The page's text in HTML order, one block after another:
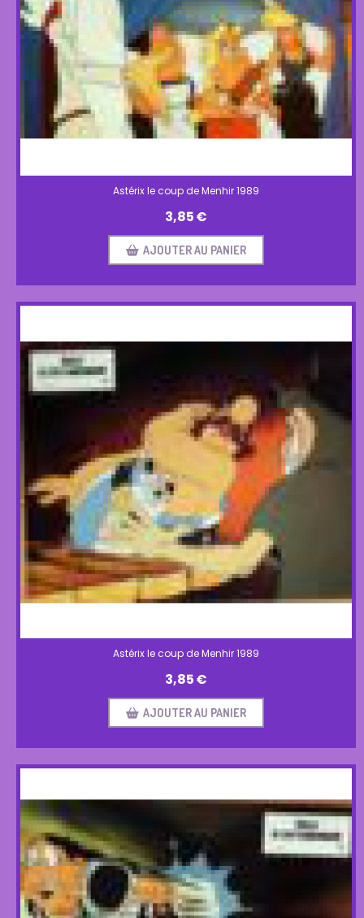
Astérix le coup de Menhir 1989
3,85€
AJOUTER AU PANIER
Astérix le coup de Menhir 1989
3,85€
AJOUTER AU PANIER